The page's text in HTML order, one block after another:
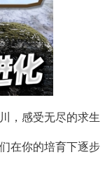
，感受无尽的求生
在你的培育下逐步